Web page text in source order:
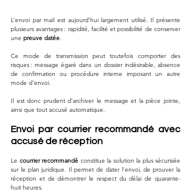
L’envoi par mail est aujourd’hui largement utilisé. Il présente
plusieurs avantages : rapidité, facilité et possibilité de conserver
une preuve datée.
Ce mode de transmission peut toutefois comporter des
risques : message égaré dans un dossier indésirable, absence
de confirmation ou procédure interne imposant un autre
mode d’envoi.
Il est donc prudent d’archiver le message et la pièce jointe,
ainsi que tout accusé automatique.
Envoi par courrier recommandé avec
accusé de réception
Le courrier recommandé constitue la solution la plus sécurisée
sur le plan juridique. Il permet de dater l’envoi, de prouver la
réception et de démontrer le respect du délai de quarante-
huit heures.